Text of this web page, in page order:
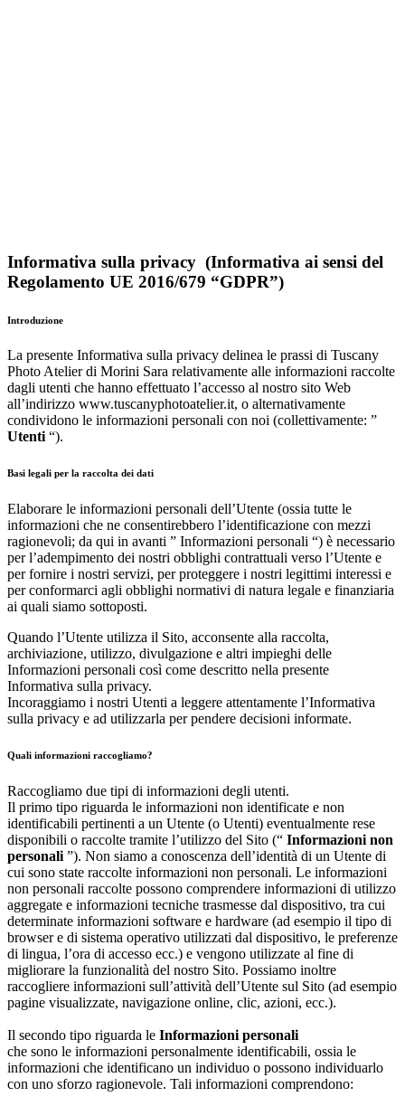
Informativa sulla privacy (Informativa ai sensi del
Regolamento UE 2016/679 “GDPR”)
Introduzione
La presente Informativa sulla privacy delinea le prassi di Tuscany
Photo Atelier di Morini Sara relativamente alle informazioni raccolte
dagli utenti che hanno effettuato l’accesso al nostro sito Web
all’indirizzo www.tuscanyphotoatelier.it, o alternativamente
condividono le informazioni personali con noi (collettivamente: ”
Utenti“).
Basi legali per la raccolta dei dati
Elaborare le informazioni personali dell’Utente (ossia tutte le
informazioni che ne consentirebbero l’identificazione con mezzi
ragionevoli; da qui in avanti ” Informazioni personali “) è necessario
per l’adempimento dei nostri obblighi contrattuali verso l’Utente e
per fornire i nostri servizi, per proteggere i nostri legittimi interessi e
per conformarci agli obblighi normativi di natura legale e finanziaria
ai quali siamo sottoposti.
Quando l’Utente utilizza il Sito, acconsente alla raccolta,
archiviazione, utilizzo, divulgazione e altri impieghi delle
Informazioni personali così come descritto nella presente
Informativa sulla privacy.
Incoraggiamo i nostri Utenti a leggere attentamente l’Informativa
sulla privacy e ad utilizzarla per pendere decisioni informate.
Quali informazioni raccogliamo?
Raccogliamo due tipi di informazioni degli utenti.
Il primo tipo riguarda le informazioni non identificate e non
identificabili pertinenti a un Utente (o Utenti) eventualmente rese
disponibili o raccolte tramite l’utilizzo del Sito (“ Informazioni non
personali ”). Non siamo a conoscenza dell’identità di un Utente di
cui sono state raccolte informazioni non personali. Le informazioni
non personali raccolte possono comprendere informazioni di utilizzo
aggregate e informazioni tecniche trasmesse dal dispositivo, tra cui
determinate informazioni software e hardware (ad esempio il tipo di
browser e di sistema operativo utilizzati dal dispositivo, le preferenze
di lingua, l’ora di accesso ecc.) e vengono utilizzate al fine di
migliorare la funzionalità del nostro Sito. Possiamo inoltre
raccogliere informazioni sull’attività dell’Utente sul Sito (ad esempio
pagine visualizzate, navigazione online, clic, azioni, ecc.).
Il secondo tipo riguarda le Informazioni personali
che sono le informazioni personalmente identificabili, ossia le
informazioni che identificano un individuo o possono individuarlo
con uno sforzo ragionevole. Tali informazioni comprendono: